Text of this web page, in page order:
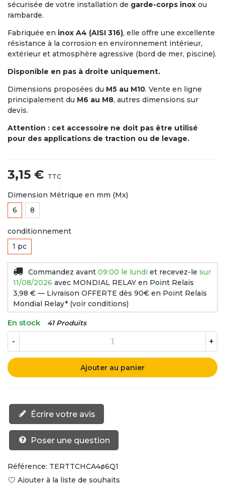
sécurisée de votre installation de garde-corps inox ou
rambarde.
Fabriquée en inox A4 (AISI 316), elle offre une excellente
résistance à la corrosion en environnement intérieur,
extérieur et atmosphère agressive (bord de mer, piscine).
Disponible en pas à droite uniquement.
Dimensions proposées du M5 au M10. Vente en ligne
principalement du M6 au M8, autres dimensions sur
devis.
Attention : cet accessoire ne doit pas être utilisé
pour des applications de traction ou de levage.
3,15 € TTC
Dimension Métrique en mm (Mx)
6
8
conditionnement
1 pc
Commandez avant 09:00 le lundi et recevez-le sur
11/08/2026 avec MONDIAL RELAY en Point Relais
3,98 € — Livraison OFFERTE dès 90€ en Point Relais
Mondial Relay* (voir conditions)
En stock 41 Produits
- +
Ajouter au panier
Écrire votre avis
Poser une question
Référence: TERTTCHCA4ø6Q1
Ajouter à la liste de souhaits